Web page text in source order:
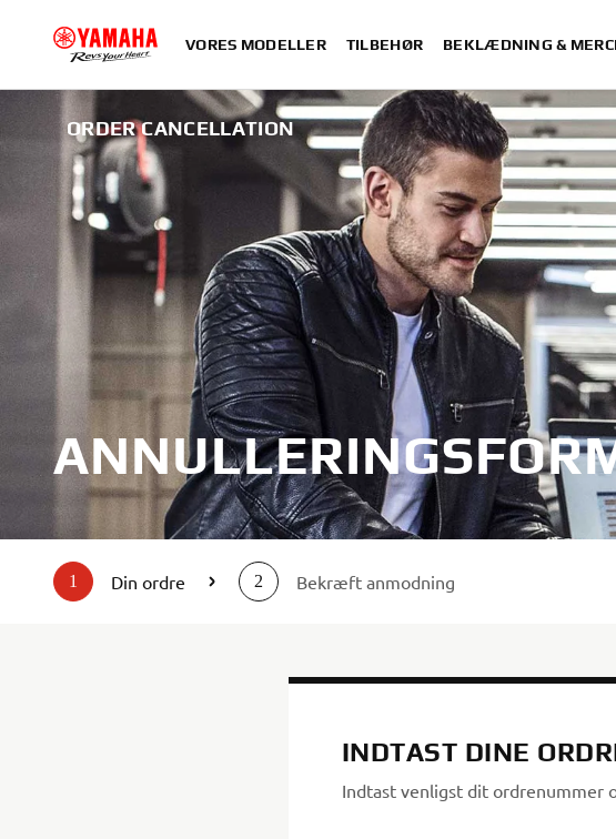
VORES MODELLER TILBEHØR BEKLÆDNING &
ORDER CANCELLATION
1 Din ordre 2 Bekræft anmodning
INDTAST DINE
Indtast venligst dit ordrenummer